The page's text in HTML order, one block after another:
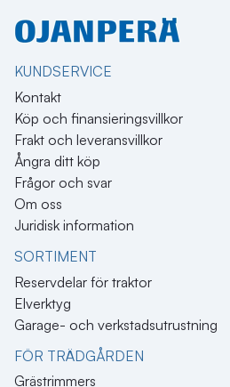
KUNDSERVICE
Kontakt
Köp och finansieringsvillkor
Frakt och leveransvillkor
Ångra ditt köp
Frågor och svar
Om oss
Juridisk information
SORTIMENT
Reservdelar för traktor
Elverktyg
Garage- och verkstadsutrustning
FÖR TRÄDGÅRDEN
Grästrimmers